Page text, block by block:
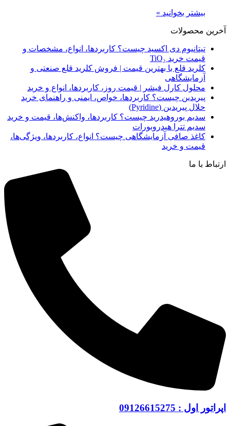
بیشتر بخوانید »
آخرین محصولات
تیتانیوم دی‌ اکسید چیست؟ کاربردها، انواع، مشخصات و
قیمت خرید TiO₂
کلرید قلع با بهترین قیمت | فروش کلرید قلع صنعتی و
آزمایشگاهی
محلول کارل فیشر | قیمت روز، کاربردها، انواع و خرید
پیریدین چیست؟ کاربردها، خواص، ایمنی و راهنمای خرید
حلال پیریدین (Pyridine)
سدیم بوروهیدرید چیست؟ کاربردها، واکنش‌ها، قیمت و خرید
سدیم تترا هیدروبورات
کاغذ صافی آزمایشگاهی چیست؟ انواع، کاربردها، ویژگی‌ها،
قیمت و خرید
ارتباط با ما
اپراتور اول : 09126615275